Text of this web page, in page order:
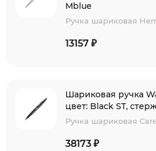
Mblue
Ручка шариковая
13157 ₽
Шариковая ручка
цвет: Black ST,
Ручка шариковая
38173 ₽